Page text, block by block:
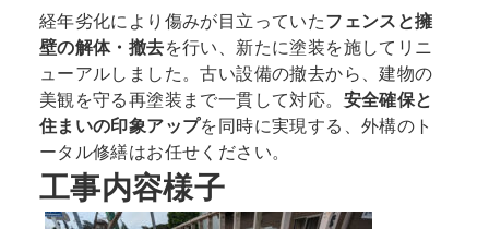
経年劣化により傷みが目立っていたフェンスと擁
壁の解体・撤去を行い、新たに塗装を施してリニ
ューアルしました。古い設備の撤去から、建物の
美観を守る再塗装まで一貫して対応。 安全確保と
住まいの印象アップを同時に実現する、外構のト
ータル修繕はお任せください。
工事内容様子